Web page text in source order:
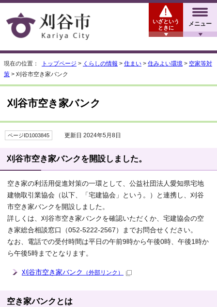
メニュー
いざという
ときに
現在の位置： トップページ > くらしの情報 > 住まい > 住みよい環境 > 空家等対
策 > 刈谷市空き家バンク
刈谷市空き家バンク
ページID1003845 更新日 2024年5月8日
刈谷市空き家バンクを開設しました。
空き家の利活用促進対策の一環として、公益社団法人愛知県宅地
建物取引業協会（以下、「宅建協会」という。）と連携し、刈谷
市空き家バンクを開設しました。
詳しくは、刈谷市空き家バンクを確認いただくか、宅建協会の空
き家総合相談窓口（052-5222-2567）までお問合せください。
なお、電話での受付時間は平日の午前9時から午後0時、午後1時か
ら午後5時までとなります。
刈谷市空き家バンク （外部リンク）
空き家バンクとは